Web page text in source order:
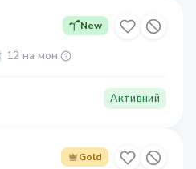
New
12 на мон.
Активний
Gold